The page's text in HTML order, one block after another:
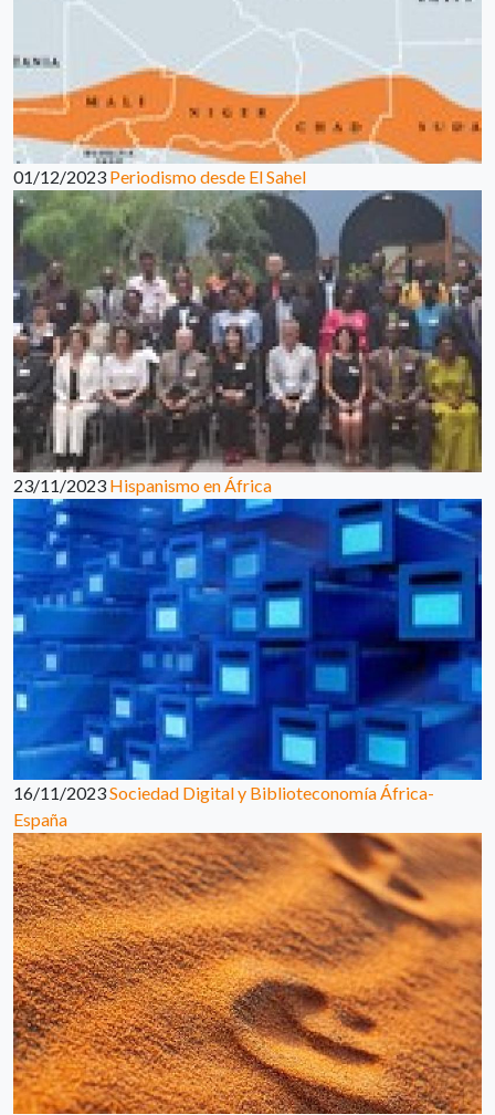
01/12/2023 Periodismo desde El Sahel
23/11/2023 Hispanismo en África
16/11/2023Sociedad Digital y Biblioteconomía África-
España